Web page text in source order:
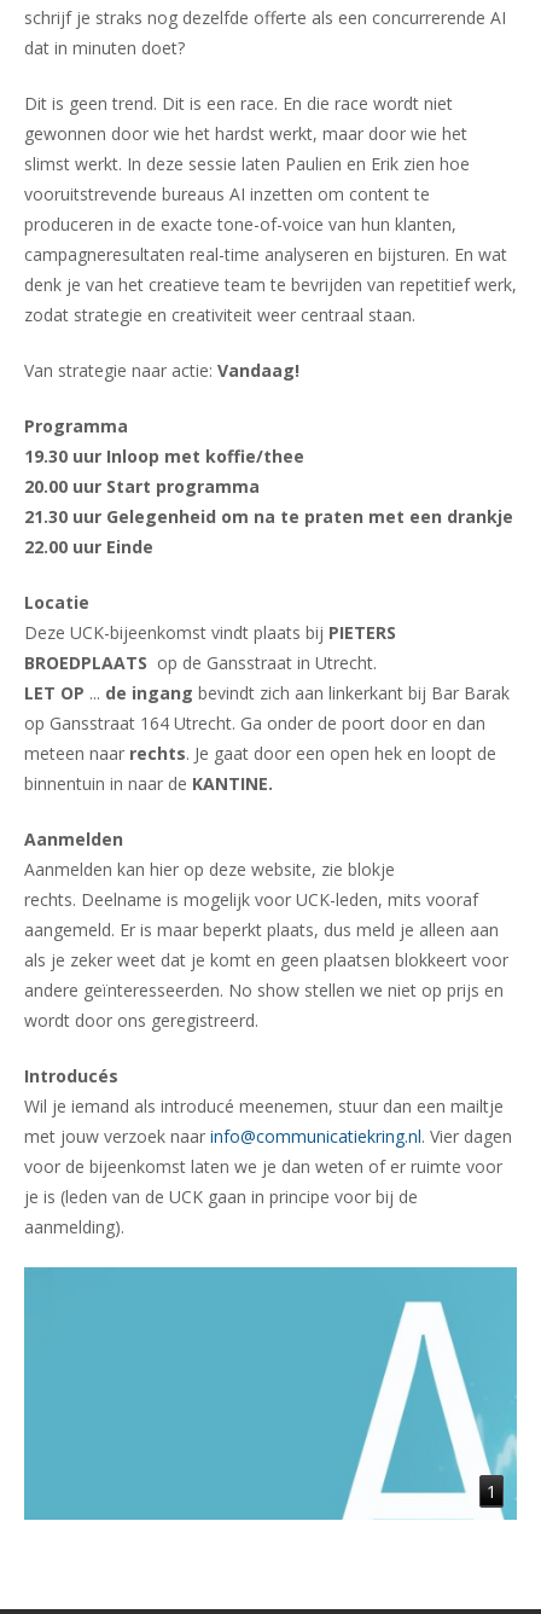
schrijf je straks nog dezelfde offerte als een concurrerende AI
dat in minuten doet?
Dit is geen trend. Dit is een race. En die race wordt niet
gewonnen door wie het hardst werkt, maar door wie het
slimst werkt. In deze sessie laten Paulien en Erik zien hoe
vooruitstrevende bureaus AI inzetten om content te
produceren in de exacte tone-of-voice van hun klanten,
campagneresultaten real-time analyseren en bijsturen. En wat
denk je van het creatieve team te bevrijden van repetitief werk,
zodat strategie en creativiteit weer centraal staan.
Van strategie naar actie: Vandaag!
Programma
19.30 uur Inloop met koffie/thee
20.00 uur Start programma
21.30 uur Gelegenheid om na te praten met een drankje
22.00 uur Einde
Locatie
Deze UCK-bijeenkomst vindt plaats bij PIETERS
BROEDPLAATS op de Gansstraat in Utrecht.
LET OP ... de ingang bevindt zich aan linkerkant bij Bar Barak
op Gansstraat 164 Utrecht. Ga onder de poort door en dan
meteen naar rechts. Je gaat door een open hek en loopt de
binnentuin in naar de KANTINE.
Aanmelden
Aanmelden kan hier op deze website, zie blokje
rechts. Deelname is mogelijk voor UCK-leden, mits vooraf
aangemeld. Er is maar beperkt plaats, dus meld je alleen aan
als je zeker weet dat je komt en geen plaatsen blokkeert voor
andere geïnteresseerden. No show stellen we niet op prijs en
wordt door ons geregistreerd.
Introducés
Wil je iemand als introducé meenemen, stuur dan een mailtje
met jouw verzoek naar info@communicatiekring.nl. Vier dagen
voor de bijeenkomst laten we je dan weten of er ruimte voor
je is (leden van de UCK gaan in principe voor bij de
aanmelding).
1